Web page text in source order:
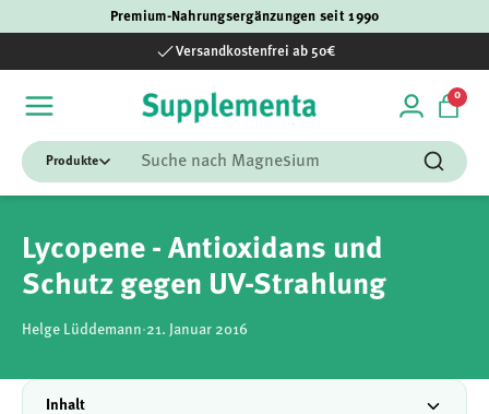
Premium-Nahrungsergänzungen seit 1990
Versandkostenfrei ab 50€
Einloggen
00
Suchen
Suchen
Lycopene - Antioxidans und
Schutz gegen UV-Strahlung
Helge Lüddemann·21. Januar 2016
Inhalt